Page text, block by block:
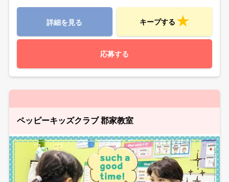
詳細を見る キープする
応募する
ペッピーキッズクラブ 郡家教室